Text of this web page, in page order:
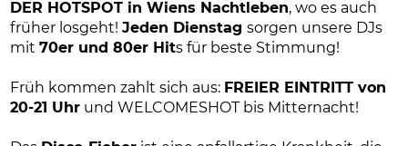
DER HOTSPOT in Wiens Nachtleben, wo es auch
früher losgeht!Jeden Dienstagsorgen unsere DJs
mit70er und 80er Hits für beste Stimmung!
Früh kommen zahlt sich aus: FREIER EINTRITT von
20-21 Uhr und WELCOMESHOT bis Mitternacht!